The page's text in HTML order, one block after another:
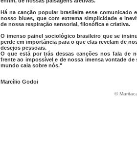
Há na canção popular brasileira esse comunicado
nosso blues, que com extrema simplicidade e
de nossa respiração sensorial, filosófica e criativa.
O imenso painel sociológico brasileiro que se
perde em importância para o que elas revelam de
desejos pessoais.
O que está por trás dessas canções nos fala de
frente ao impossível e de nossa imensa vontade
mundo caia sobre nós."
Marcílio Godoi
©